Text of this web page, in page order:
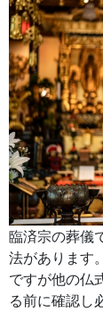
臨済宗の葬儀
法があります。
ですが他の仏
る前に確認し